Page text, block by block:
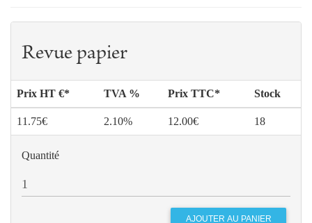
Revue papier
Prix HT €* TVA % Prix TTC* Stock
11.75€ 2.10% 12.00€ 18
Quantité